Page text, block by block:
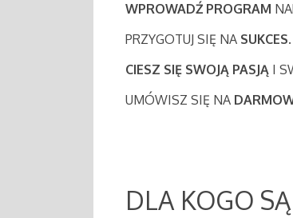
WPROWADŹ PROGRAM
PRZYGOTUJ SIĘ NA SUKCES.
CIESZ SIĘ SWOJĄ PASJĄ I
UMÓWISZ SIĘ NA
DLA KOGO